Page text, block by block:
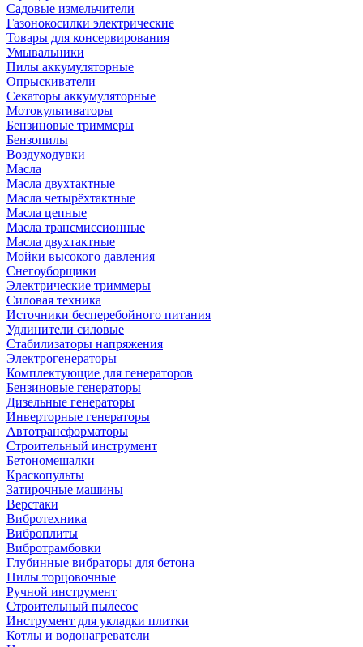
Садовые измельчители
Газонокосилки электрические
Товары для консервирования
Умывальники
Пилы аккумуляторные
Опрыскиватели
Секаторы аккумуляторные
Мотокультиваторы
Бензиновые триммеры
Бензопилы
Воздуходувки
Масла
Масла двухтактные
Масла четырёхтактные
Масла цепные
Масла трансмиссионные
Масла двухтактные
Мойки высокого давления
Снегоуборщики
Электрические триммеры
Силовая техника
Источники бесперебойного питания
Удлинители силовые
Стабилизаторы напряжения
Электрогенераторы
Комплектующие для генераторов
Бензиновые генераторы
Дизельные генераторы
Инверторные генераторы
Автотрансформаторы
Строительный инструмент
Бетономешалки
Краскопульты
Затирочные машины
Верстаки
Вибротехника
Виброплиты
Вибротрамбовки
Глубинные вибраторы для бетона
Пилы торцовочные
Ручной инструмент
Строительный пылесос
Инструмент для укладки плитки
Котлы и водонагреватели